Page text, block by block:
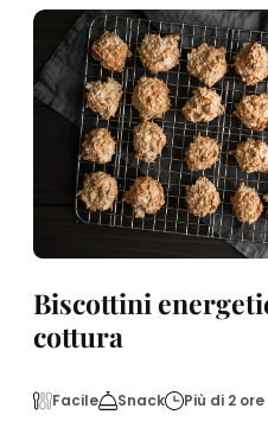
Biscottini
cottura
Facile Snack Più di 2 ore